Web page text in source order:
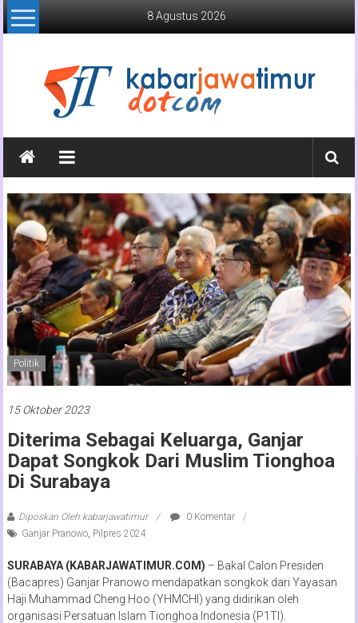
Lompat
ke
8 Agustus 2026
Kabar
Jawa
Timur
Media
Online
Jawa
Timur
Politik
15 Oktober 2023
Diterima Sebagai Keluarga, Ganjar
Dapat Songkok Dari Muslim Tionghoa
Di Surabaya
Diposkan Oleh:kabarjawatimur
0 Komentar
Ganjar Pranowo, Pilpres 2024
SURABAYA (KABARJAWATIMUR.COM) – Bakal Calon Presiden
(Bacapres) Ganjar Pranowo mendapatkan songkok dari Yayasan
Haji Muhammad Cheng Hoo (YHMCHI) yang didirikan oleh
organisasi Persatuan Islam Tionghoa Indonesia (P1TI).